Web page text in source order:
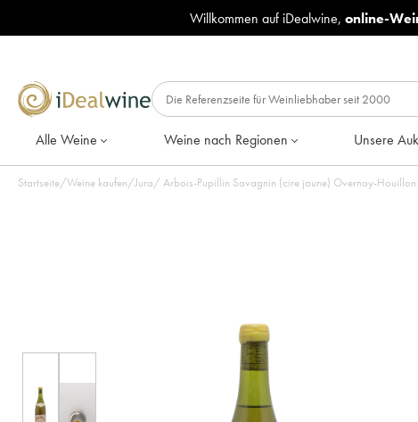
Willkommen auf iDealwine, online-
Alle Weine Weine nach Regionen Unsere
Startseite/Weine kaufen/Jura/ Arbois-Pupillin Savagnin (cire jaune) Overnoy-